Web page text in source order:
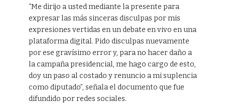
“Me dirijo a usted mediante la presente para
expresar las más sinceras disculpas por mis
expresiones vertidas en un debate en vivo en una
plataforma digital. Pido disculpas nuevamente
por ese gravísimo error y, para no hacer daño a
la campaña presidencial, me hago cargo de esto,
doy un paso al costado y renuncio a mi suplencia
como diputado”, señala el documento que fue
difundido por redes sociales.